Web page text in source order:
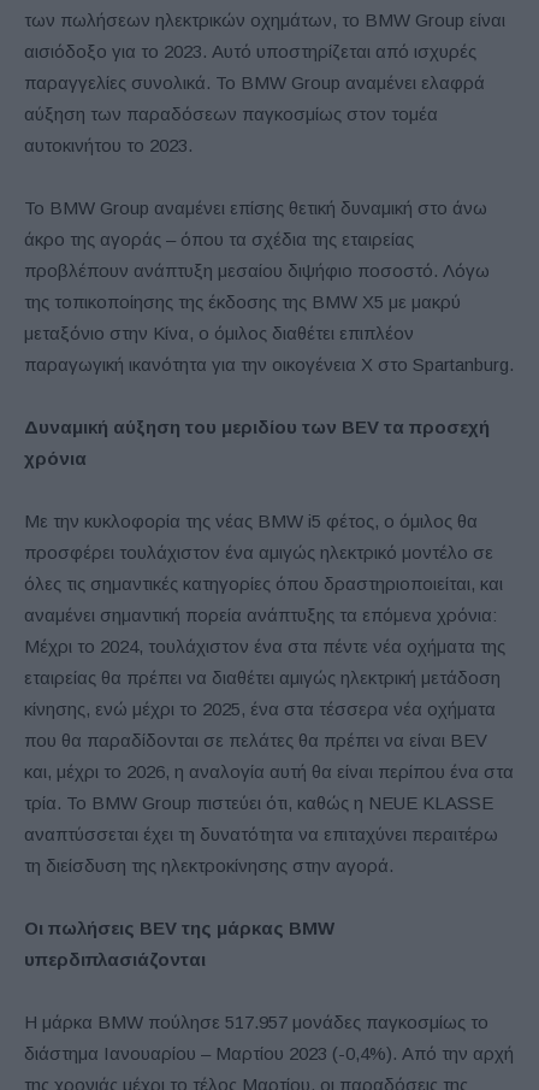
των πωλήσεων ηλεκτρικών οχημάτων, το BMW Group είναι
αισιόδοξο για το 2023. Αυτό υποστηρίζεται από ισχυρές
παραγγελίες συνολικά. Το BMW Group αναμένει ελαφρά
αύξηση των παραδόσεων παγκοσμίως στον τομέα
αυτοκινήτου το 2023.
Το BMW Group αναμένει επίσης θετική δυναμική στο άνω
άκρο της αγοράς – όπου τα σχέδια της εταιρείας
προβλέπουν ανάπτυξη μεσαίου διψήφιο ποσοστό. Λόγω
της τοπικοποίησης της έκδοσης της BMW X5 με μακρύ
μεταξόνιο στην Κίνα, ο όμιλος διαθέτει επιπλέον
παραγωγική ικανότητα για την οικογένεια X στο Spartanburg.
Δυναμική αύξηση του μεριδίου των BEV τα προσεχή
χρόνια
Με την κυκλοφορία της νέας BMW i5 φέτος, ο όμιλος θα
προσφέρει τουλάχιστον ένα αμιγώς ηλεκτρικό μοντέλο σε
όλες τις σημαντικές κατηγορίες όπου δραστηριοποιείται, και
αναμένει σημαντική πορεία ανάπτυξης τα επόμενα χρόνια:
Μέχρι το 2024, τουλάχιστον ένα στα πέντε νέα οχήματα της
εταιρείας θα πρέπει να διαθέτει αμιγώς ηλεκτρική μετάδοση
κίνησης, ενώ μέχρι το 2025, ένα στα τέσσερα νέα οχήματα
που θα παραδίδονται σε πελάτες θα πρέπει να είναι BEV
και, μέχρι το 2026, η αναλογία αυτή θα είναι περίπου ένα στα
τρία. Το BMW Group πιστεύει ότι, καθώς η NEUE KLASSE
αναπτύσσεται έχει τη δυνατότητα να επιταχύνει περαιτέρω
τη διείσδυση της ηλεκτροκίνησης στην αγορά.
Οι πωλήσεις BEV της μάρκας BMW
υπερδιπλασιάζονται
Η μάρκα BMW πούλησε 517.957 μονάδες παγκοσμίως το
διάστημα Ιανουαρίου – Μαρτίου 2023 (-0,4%). Από την αρχή
της χρονιάς μέχρι το τέλος Μαρτίου, οι παραδόσεις της